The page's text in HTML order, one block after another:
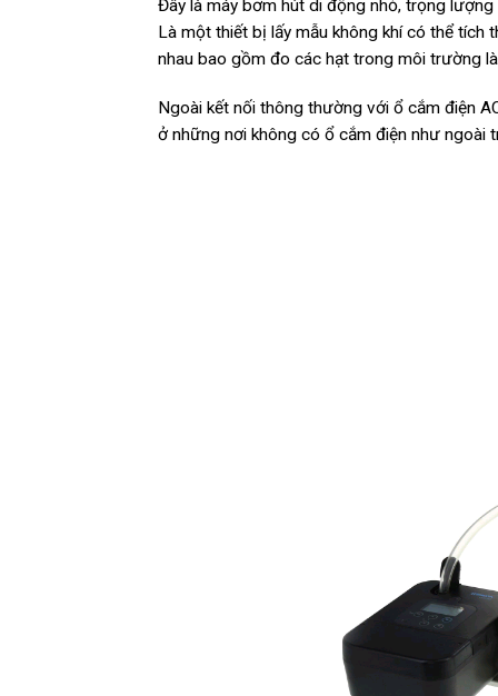
Đây là máy bơm hút di động nhỏ, trọng
Là một thiết bị lấy mẫu không khí có thể tích
nhau bao gồm đo các hạt trong môi trường
Ngoài kết nối thông thường với ổ cắm điện
ở những nơi không có ổ cắm điện như ngoài